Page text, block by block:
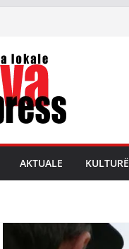
AKTUALE KULTURË